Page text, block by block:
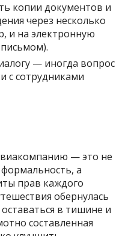
копии документов и
через несколько
и на электронную
— иногда вопрос
с сотрудниками
— это не
а
прав каждого
обернулась
в тишине и
составленная